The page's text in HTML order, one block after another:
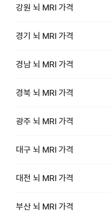
강원 뇌 MRI 가격
경기 뇌 MRI 가격
경남 뇌 MRI 가격
경북 뇌 MRI 가격
광주 뇌 MRI 가격
대구 뇌 MRI 가격
대전 뇌 MRI 가격
부산 뇌 MRI 가격